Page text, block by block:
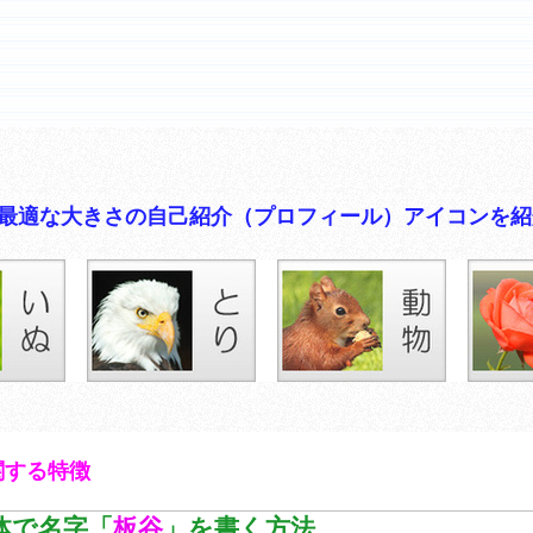
適な大きさの自己紹介（プロフィール）アイコンを
る特徴